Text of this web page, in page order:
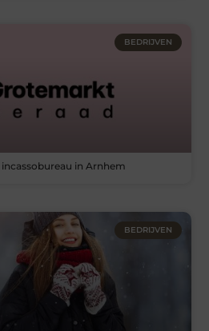
BEDRIJVEN
in Arnhem
BEDRIJVEN